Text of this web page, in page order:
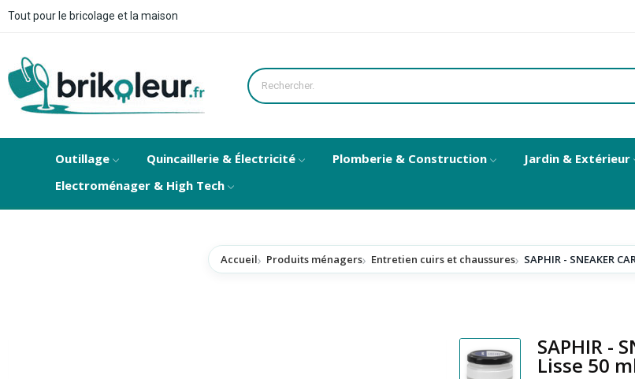
Tout pour le bricolage et la maison
Outillage Quincaillerie & Électricité Plomberie & Construction Jardin & Extérieur
Electroménager & High Tech
Accueil Produits ménagers Entretien cuirs et chaussures SAPHIR - SNEAKER
SAPHIR -
Lisse 50